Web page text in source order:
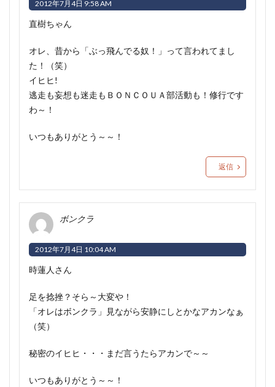
2012年7月4日 9:58 AM
直樹ちゃん
オレ、昔から「ぶっ飛んでる奴！」って言われてまし
た！（笑）
イヒヒ!
逃走も妄想も迷走もＢＯＮＣＯＵＡ部活動も！修行です
わ～！
いつもありがとう～～！
返信
ボンクラ
2012年7月4日 10:04 AM
時蓮人さん
足を捻挫？そら～大変や！
「オレはボンクラ」見ながら安静にしとかなアカンなぁ
（笑）
秘密のイヒヒ・・・まだ言うたらアカンで～～
いつもありがとう～～！